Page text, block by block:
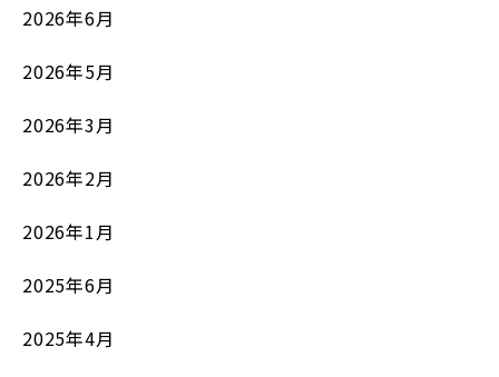
2026年6月
2026年5月
2026年3月
2026年2月
2026年1月
2025年6月
2025年4月